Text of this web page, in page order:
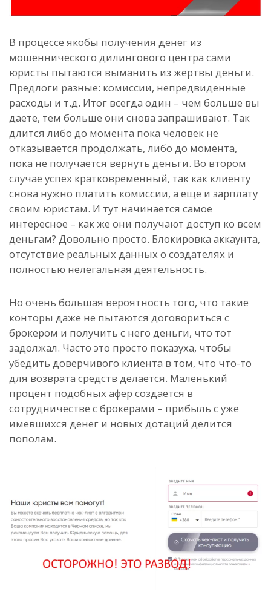
В процессе якобы получения денег из
мошеннического дилингового центра сами
юристы пытаются выманить из жертвы деньги.
Предлоги разные: комиссии, непредвиденные
расходы и т.д. Итог всегда один – чем больше вы
даете, тем больше они снова запрашивают. Так
длится либо до момента пока человек не
отказывается продолжать, либо до момента,
пока не получается вернуть деньги. Во втором
случае успех кратковременный, так как клиенту
снова нужно платить комиссии, а еще и зарплату
своим юристам. И тут начинается самое
интересное – как же они получают доступ ко всем
деньгам? Довольно просто. Блокировка аккаунта,
отсутствие реальных данных о создателях и
полностью нелегальная деятельность.
Но очень большая вероятность того, что такие
конторы даже не пытаются договориться с
брокером и получить с него деньги, что тот
задолжал. Часто это просто показуха, чтобы
убедить доверчивого клиента в том, что что-то
для возврата средств делается. Маленький
процент подобных афер создается в
сотрудничестве с брокерами – прибыль с уже
имевшихся денег и новых дотаций делится
пополам.